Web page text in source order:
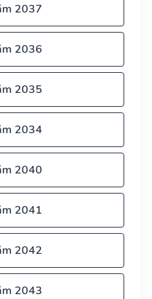
2037
2036
2035
2034
2040
2041
2042
2043